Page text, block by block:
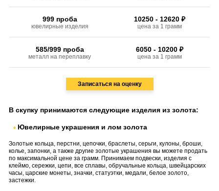
999 проба
ювелирные изделия
10250 - 12620 ₽
цена за 1 грамм
585/999 проба
металл на переплавку
6050 - 10200 ₽
цена за 1 грамм
Записаться на оценку
В скупку принимаются следующие изделия из золота:
Ювелирные украшения и лом золота
Золотые кольца, перстни, цепочки, браслеты, серьги, кулоны, броши,
колье, запонки, а также другие золотые украшения вы можете продать
по максимальной цене за грамм. Принимаем подвески, изделия с
клеймо, сережки, цепи, все сплавы, обручальные кольца, швейцарских
часы, царские монеты, значки, статуэтки, медали, белое золото,
застежки.